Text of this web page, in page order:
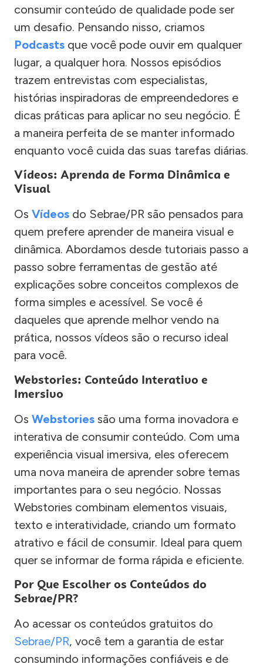
consumir conteúdo de qualidade pode ser
um desafio. Pensando nisso, criamos
Podcasts que você pode ouvir em qualquer
lugar, a qualquer hora. Nossos episódios
trazem entrevistas com especialistas,
histórias inspiradoras de empreendedores e
dicas práticas para aplicar no seu negócio. É
a maneira perfeita de se manter informado
enquanto você cuida das suas tarefas diárias.
Vídeos: Aprenda de Forma Dinâmica e
Visual
Os Vídeos do Sebrae/PR são pensados para
quem prefere aprender de maneira visual e
dinâmica. Abordamos desde tutoriais passo a
passo sobre ferramentas de gestão até
explicações sobre conceitos complexos de
forma simples e acessível. Se você é
daqueles que aprende melhor vendo na
prática, nossos vídeos são o recurso ideal
para você.
Webstories: Conteúdo Interativo e
Imersivo
Os Webstories são uma forma inovadora e
interativa de consumir conteúdo. Com uma
experiência visual imersiva, eles oferecem
uma nova maneira de aprender sobre temas
importantes para o seu negócio. Nossas
Webstories combinam elementos visuais,
texto e interatividade, criando um formato
atrativo e fácil de consumir. Ideal para quem
quer se informar de forma rápida e eficiente.
Por Que Escolher os Conteúdos do
Sebrae/PR?
Ao acessar os conteúdos gratuitos do
Sebrae/PR, você tem a garantia de estar
consumindo informações confiáveis e de